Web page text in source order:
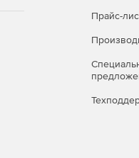
Прайс-